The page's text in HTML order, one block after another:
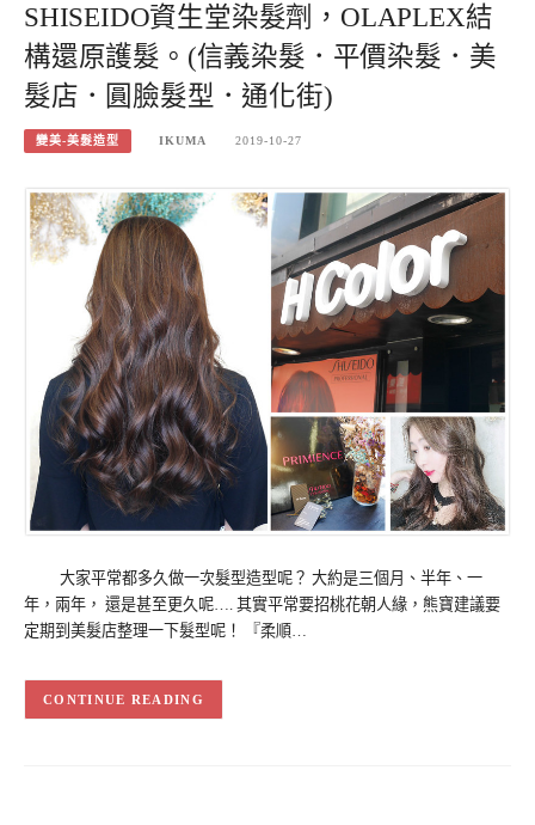
SHISEIDO資生堂染髮劑，OLAPLEX結
構還原護髮。(信義染髮．平價染髮．美
髮店．圓臉髮型．通化街)
變美-美髮造型 IKUMA 2019-10-27
大家平常都多久做一次髮型造型呢？ 大約是三個月、半年、一
年，兩年， 還是甚至更久呢…. 其實平常要招桃花朝人緣，熊寶建議要
定期到美髮店整理一下髮型呢！ 『柔順…
CONTINUE READING